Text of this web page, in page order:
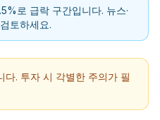
로 급락 구간입니다. 뉴스·
토하세요.
다. 투자 시 각별한 주의가 필